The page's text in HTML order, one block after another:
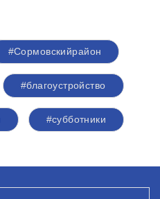
#Сормовскийрайон
#благоустройство
#субботники